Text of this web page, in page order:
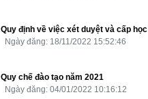
Quy định về việc xét duyệt và cấp
Ngày đăng: 18/11/2022 15:52:46
Quy chế đào tạo năm 2021
Ngày đăng: 04/01/2022 10:16:12